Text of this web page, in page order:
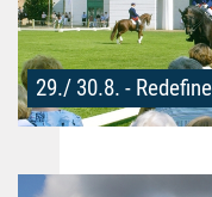
29./ 30.8. -